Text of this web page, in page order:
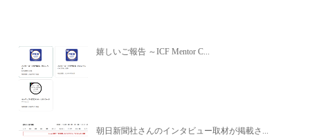
嬉しいご報告 ～ICF Mentor C...
朝日新聞社さんのインタビュー取材が掲載さ...